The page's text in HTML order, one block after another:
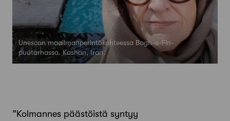
Unescon maailmanperintökohteessa Bagh-e-Fin-
puutarhassa. Kashan, Iran.
”Kolmannes päästöistä syntyy